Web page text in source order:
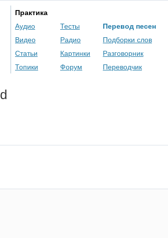
Практика
Аудио
Видео
Статьи
Топики
Тесты
Радио
Картинки
Форум
Перевод песен
Подборки слов
Разговорник
Переводчик